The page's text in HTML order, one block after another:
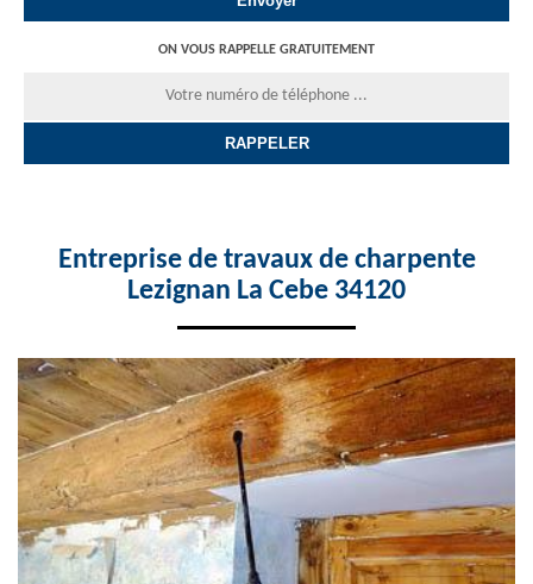
ON VOUS RAPPELLE GRATUITEMENT
Entreprise de travaux de charpente
Lezignan La Cebe 34120